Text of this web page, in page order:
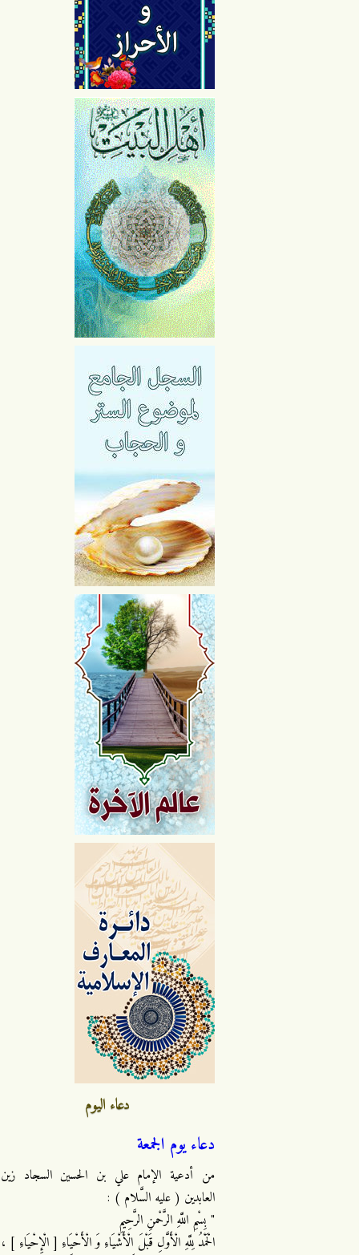
دعاء اليوم
دعاء يوم الجمعة
من أدعية الإمام علي بن الحسين السجاد زين
العابدين ( عليه السَّلام ) :
" بِسْمِ اللَّهِ الرَّحْمنِ الرَّحِيمِ
الْحَمْدُ لِلَّهِ الْأَوَّلِ قَبْلَ الْأَشْيَاءِ وَ الْأَحْيَاءِ [ الْإِحْيَاءِ ] ،